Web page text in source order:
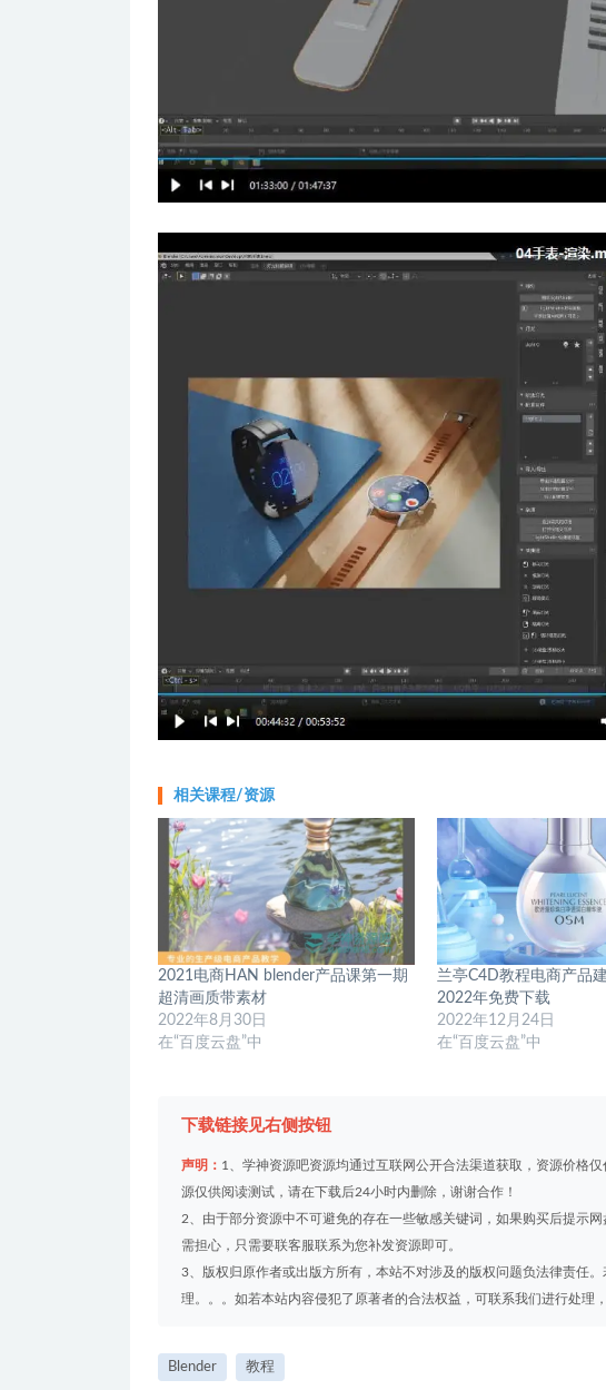
相关课程/资源
2021电商HAN blender产品课第一期
超清画质带素材
2022年8月30日
在“百度云盘”中
兰亭C4D教程电商产品
2022年免费下载
2022年12月24日
在“百度云盘”中
下载链接见右侧按钮
声明： 1、学神资源吧资源均通过互联网公开合法渠道获取，资源价格
源仅供阅读测试，请在下载后24小时内删除，谢谢合作！
2、由于部分资源中不可避免的存在一些敏感关键词，如果购买后提示
需担心，只需要联客服联系为您补发资源即可。
3、版权归原作者或出版方所有，本站不对涉及的版权问题负法律责任
理。。。如若本站内容侵犯了原著者的合法权益，可联系我们进行处理
Blender 教程